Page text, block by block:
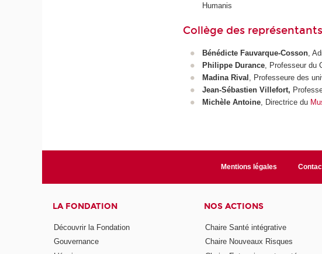
Humanis
Collège des
Bénédicte Fauvarque-Cosson,
Philippe Durance, Professeur du
Madina Rival , Professeure des
Jean-Sébastien Villefort,
Michèle Antoine, Directrice du
Mentions légales
LA FONDATION
Découvrir la Fondation
Gouvernance
NOS ACTIONS
Chaire Santé intégrative
Chaire Nouveaux Risques